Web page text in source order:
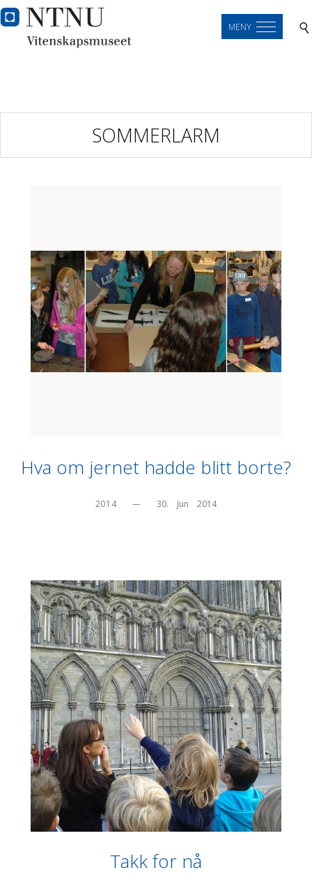
MENY
SOMMERLARM
Hva om jernet hadde blitt borte?
2014 — 30.    Jun    2014
Takk for nå